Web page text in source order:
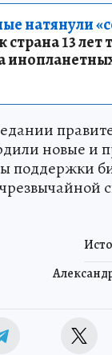
натянули
13 лет
новые и
поддержки